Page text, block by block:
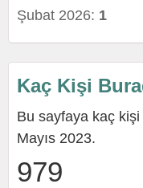
Şubat 2026: 1
Kaç Kişi
Bu sayfaya kaç kişi
Mayıs 2023.
979